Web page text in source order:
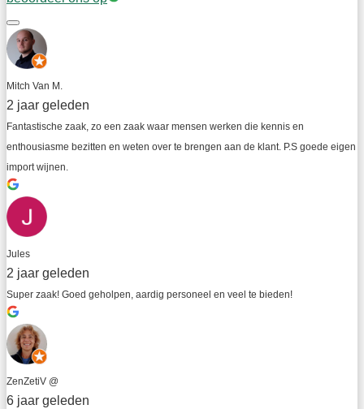
Mitch Van M.
2 jaar geleden
Fantastische zaak, zo een zaak waar mensen werken die kennis en
enthousiasme bezitten en weten over te brengen aan de klant. P.S goede eigen
import wijnen.
Jules
2 jaar geleden
Super zaak! Goed geholpen, aardig personeel en veel te bieden!
ZenZetiV @
6 jaar geleden